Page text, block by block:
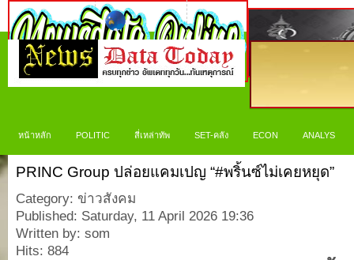
หน้าหลัก POLITIC สี่เหล่าทัพ SET-คลัง ECON ANALYS
PRINC Group ปล่อยแคมเปญ “#พริ้นซ์ไม่เคยหยุด”
Category: ข่าวสังคม
Published: Saturday, 11 April 2026 19:36
Written by: som
Hits: 884